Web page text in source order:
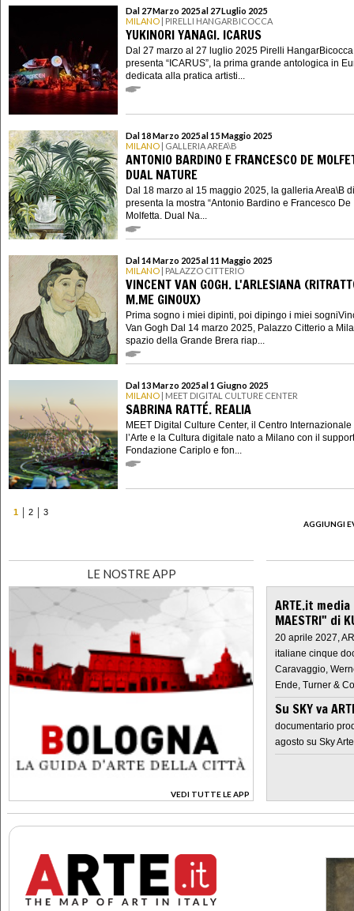
Dal 27 Marzo 2025 al 27 Luglio 2025
MILANO | PIRELLI HANGARBICOCCA
YUKINORI YANAGI. ICARUS
Dal 27 marzo al 27 luglio 2025 Pirelli HangarBicocca
presenta “ICARUS”, la prima grande antologica in
dedicata alla pratica artisti...
Dal 18 Marzo 2025 al 15 Maggio 2025
MILANO | GALLERIA AREA\B
ANTONIO BARDINO E FRANCESCO DE
DUAL NATURE
Dal 18 marzo al 15 maggio 2025, la galleria Area\B
presenta la mostra “Antonio Bardino e Francesco De
Molfetta. Dual Na...
Dal 14 Marzo 2025 al 11 Maggio 2025
MILANO | PALAZZO CITTERIO
VINCENT VAN GOGH. L'ARLESIANA
M.ME GINOUX)
Prima sogno i miei dipinti, poi dipingo i miei
Van Gogh Dal 14 marzo 2025, Palazzo Citterio a
spazio della Grande Brera riap...
Dal 13 Marzo 2025 al 1 Giugno 2025
MILANO | MEET DIGITAL CULTURE CENTER
SABRINA RATTÉ. REALIA
MEET Digital Culture Center, il Centro Internazionale
l’Arte e la Cultura digitale nato a Milano con il
Fondazione Cariplo e fon...
1 2
3
AGGIUNGI
LE NOSTRE APP
VEDI TUTTE LE APP
>
ARTE.it
MAESTRI" di
20 aprile 2027,
italiane cinque
Caravaggio,
Ende, Turner &
Su SKY va
documentario
agosto su Sky Arte